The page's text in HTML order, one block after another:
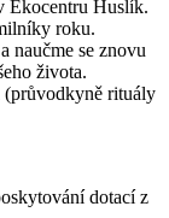
Ekocentru Huslík.
roku.
naučme se znovu
života.
(průvodkyně rituály
dotací z